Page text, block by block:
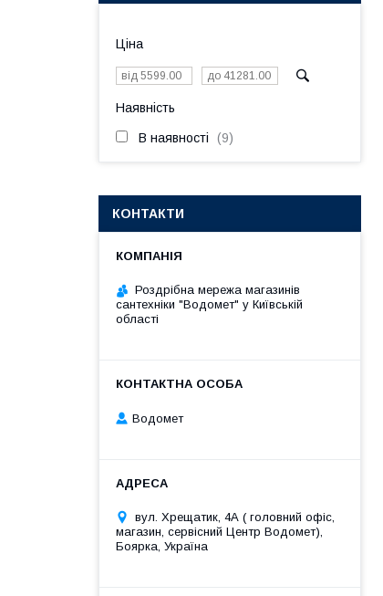
Ціна
Наявність
В наявності 9
КОНТАКТИ
Роздрібна мережа магазинів
сантехніки "Водомет" у Київській
області
Водомет
вул. Хрещатик, 4А ( головний офіс,
магазин, сервісний Центр Водомет),
Боярка, Україна